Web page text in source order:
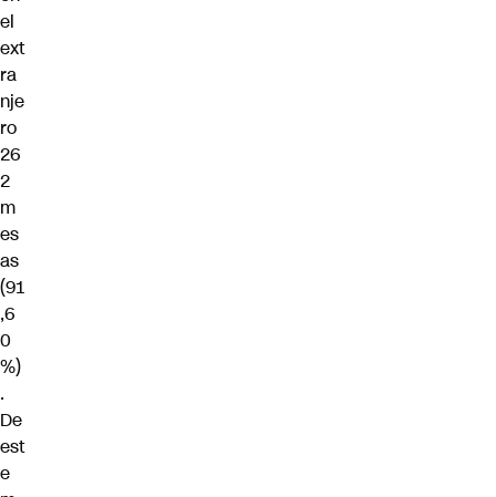
el
ext
ra
nje
ro
26
2
m
es
as
(91
,6
0
%)
.
De
est
e